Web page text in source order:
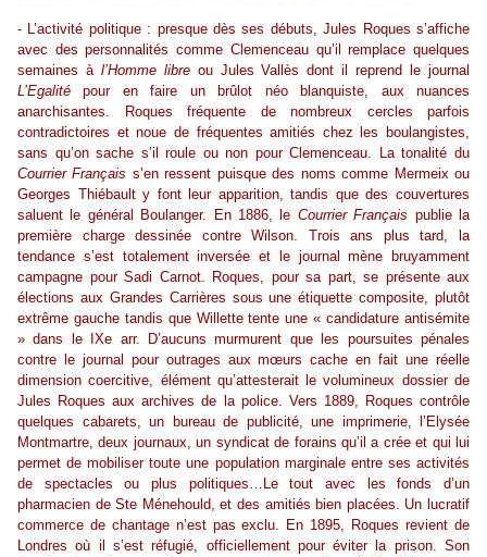
- L’activité politique : presque dès ses débuts, Jules Roques s’affiche
avec des personnalités comme Clemenceau qu’il remplace quelques
semaines à l’Homme libreou Jules Vallès dont il reprend le journal
L’Egalité pour en faire un brûlot néo blanquiste, aux nuances
anarchisantes. Roques fréquente de nombreux cercles parfois
contradictoires et noue de fréquentes amitiés chez les boulangistes,
sans qu’on sache s’il roule ou non pour Clemenceau. La tonalité du
Courrier Français s’en ressent puisque des noms comme Mermeix ou
Georges Thiébault y font leur apparition, tandis que des couvertures
saluent le général Boulanger. En 1886, le Courrier Français publie la
première charge dessinée contre Wilson. Trois ans plus tard, la
tendance s’est totalement inversée et le journal mène bruyamment
campagne pour Sadi Carnot. Roques, pour sa part, se présente aux
élections aux Grandes Carrières sous une étiquette composite, plutôt
extrême gauche tandis que Willette tente une « candidature antisémite
» dans le IXe arr. D’aucuns murmurent que les poursuites pénales
contre le journal pour outrages aux mœurs cache en fait une réelle
dimension coercitive, élément qu’attesterait le volumineux dossier de
Jules Roques aux archives de la police. Vers 1889, Roques contrôle
quelques cabarets, un bureau de publicité, une imprimerie, l’Elysée
Montmartre, deux journaux, un syndicat de forains qu’il a crée et qui lui
permet de mobiliser toute une population marginale entre ses activités
de spectacles ou plus politiques…Le tout avec les fonds d’un
pharmacien de Ste Ménehould, et des amitiés bien placées. Un lucratif
commerce de chantage n’est pas exclu. En 1895, Roques revient de
Londres où il s’est réfugié, officiellement pour éviter la prison. Son